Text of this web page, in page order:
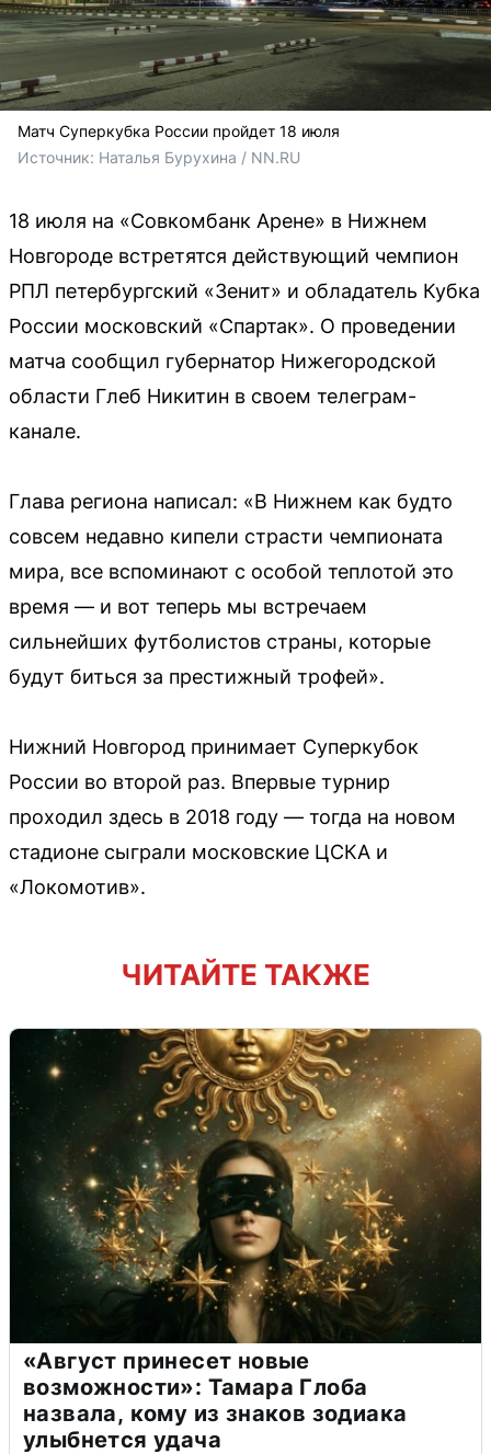
Матч Суперкубка России пройдет 18 июля
Источник: Наталья Бурухина / NN.RU
18 июля на «Совкомбанк Арене» в Нижнем
Новгороде встретятся действующий чемпион
РПЛ петербургский «Зенит» и обладатель Кубка
России московский «Спартак». О проведении
матча сообщил губернатор Нижегородской
области Глеб Никитин в своем телеграм-
канале.
Глава региона написал: «В Нижнем как будто
совсем недавно кипели страсти чемпионата
мира, все вспоминают с особой теплотой это
время — и вот теперь мы встречаем
сильнейших футболистов страны, которые
будут биться за престижный трофей».
Нижний Новгород принимает Суперкубок
России во второй раз. Впервые турнир
проходил здесь в 2018 году — тогда на новом
стадионе сыграли московские ЦСКА и
«Локомотив».
ЧИТАЙТЕ ТАКЖЕ
«Август принесет новые
возможности»: Тамара Глоба
назвала, кому из знаков зодиака
улыбнется удача